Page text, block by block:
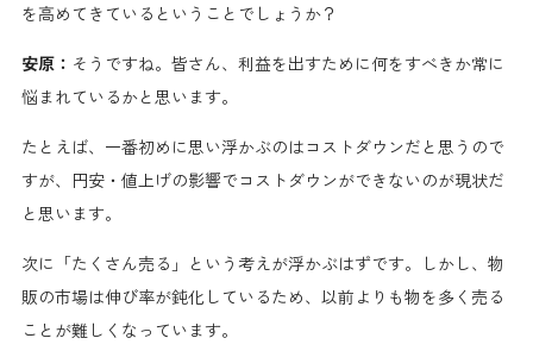
を高めてきているということでしょうか？
安原： そうですね。皆さん、利益を出すために何をすべきか常に
悩まれているかと思います。
たとえば、一番初めに思い浮かぶのはコストダウンだと思うので
すが、円安・値上げの影響でコストダウンができないのが現状だ
と思います。
次に「たくさん売る」という考えが浮かぶはずです。しかし、物
販の市場は伸び率が鈍化しているため、以前よりも物を多く売る
ことが難しくなっています。